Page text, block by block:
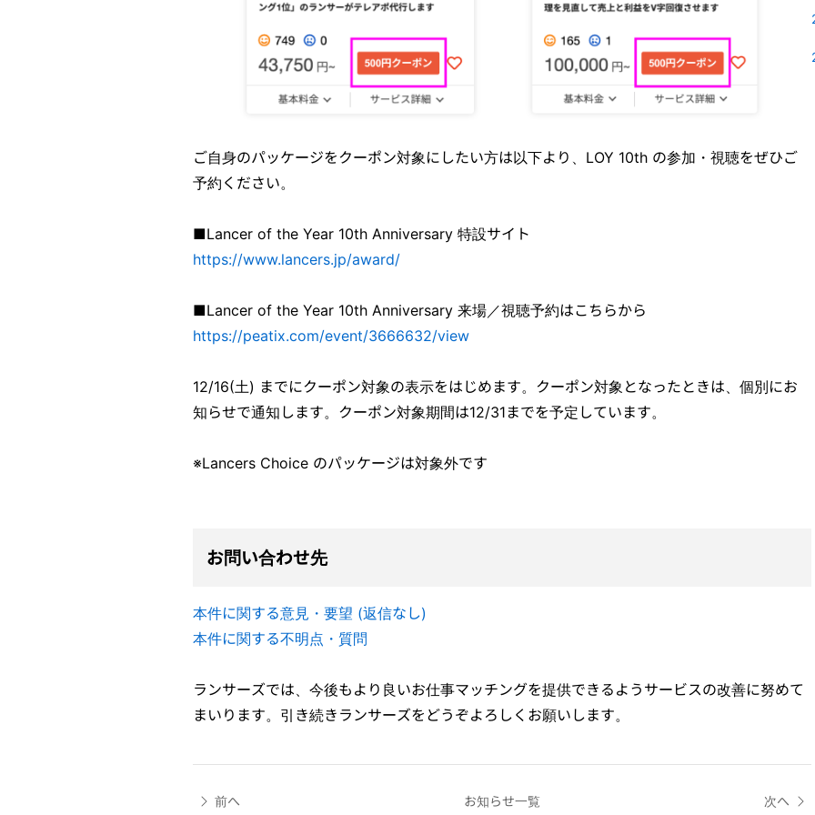
ご自身のパッケージをクーポン対象にしたい方は以下より、LOY 10th の参加・視聴をぜひご
予約ください。
■Lancer of the Year 10th Anniversary 特設サイト
https://www.lancers.jp/award/
■Lancer of the Year 10th Anniversary 来場／視聴予約はこちらから
https://peatix.com/event/3666632/view
12/16(土) までにクーポン対象の表示をはじめます。クーポン対象となったときは、個別にお
知らせで通知します。クーポン対象期間は12/31までを予定しています。
※Lancers Choice のパッケージは対象外です
お問い合わせ先
本件に関する意見・要望 (返信なし)
本件に関する不明点・質問
ランサーズでは、今後もより良いお仕事マッチングを提供できるようサービスの改善に努めて
まいります。引き続きランサーズをどうぞよろしくお願いします。
前へ お知らせ一覧 次へ